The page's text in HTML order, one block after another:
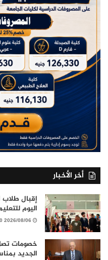
أخر الأخبار
إقبال طلاب
اليوم
2026/08/06 3:11:50 مساءً
الجديد